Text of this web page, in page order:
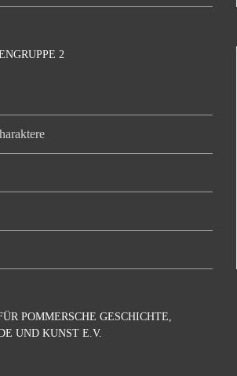
2
POMMERSCHE GESCHICHTE,
UND KUNST E.V.